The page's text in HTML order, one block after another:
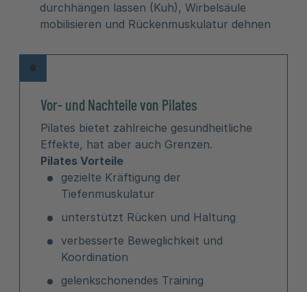
durchhängen lassen (Kuh), Wirbelsäule
mobilisieren und Rückenmuskulatur dehnen
Vor- und Nachteile von Pilates
Pilates bietet zahlreiche gesundheitliche
Effekte, hat aber auch Grenzen.
Pilates Vorteile
gezielte Kräftigung der
Tiefenmuskulatur
unterstützt Rücken und Haltung
verbesserte Beweglichkeit und
Koordination
gelenkschonendes Training